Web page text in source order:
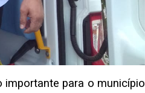
importante para o município